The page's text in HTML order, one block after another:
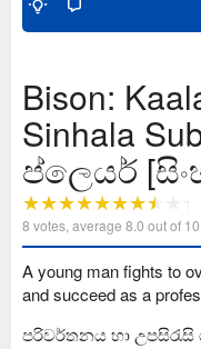
Bison:
Sinhala
ප්ලෙයර්
8 votes, average 8.0 out of 10
A young man fights to
and succeed as a
පරිවර්තනය හා උපසිරැසි